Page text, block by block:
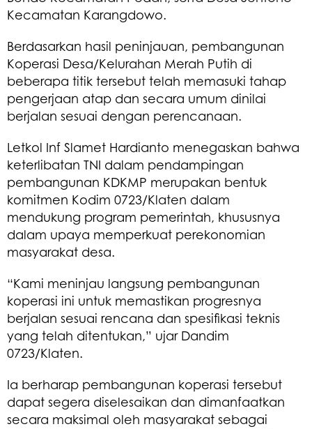
Kecamatan Karangdowo.
Berdasarkan hasil peninjauan, pembangunan
Koperasi Desa/Kelurahan Merah Putih di
beberapa titik tersebut telah memasuki tahap
pengerjaan atap dan secara umum dinilai
berjalan sesuai dengan perencanaan.
Letkol Inf Slamet Hardianto menegaskan bahwa
keterlibatan TNI dalam pendampingan
pembangunan KDKMP merupakan bentuk
komitmen Kodim 0723/Klaten dalam
mendukung program pemerintah, khususnya
dalam upaya memperkuat perekonomian
masyarakat desa.
“Kami meninjau langsung pembangunan
koperasi ini untuk memastikan progresnya
berjalan sesuai rencana dan spesifikasi teknis
yang telah ditentukan,” ujar Dandim
0723/Klaten.
Ia berharap pembangunan koperasi tersebut
dapat segera diselesaikan dan dimanfaatkan
secara maksimal oleh masyarakat sebagai